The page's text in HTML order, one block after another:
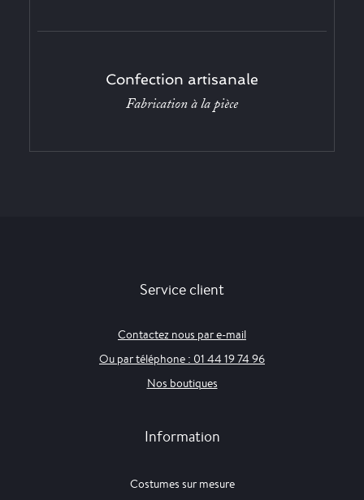
Confection artisanale
Fabrication à la pièce
Service client
Contactez nous par e-mail
Ou par téléphone : 01 44 19 74 96
Nos boutiques
Information
Costumes sur mesure